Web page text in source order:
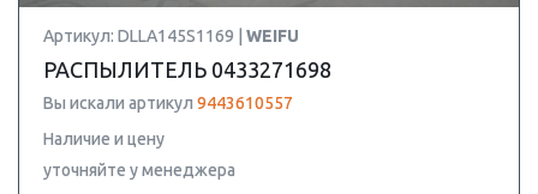
Артикул: DLLA145S1169 | WEIFU
РАСПЫЛИТЕЛЬ 0433271698
Вы искали артикул 9443610557
Наличие и цену
уточняйте у менеджера